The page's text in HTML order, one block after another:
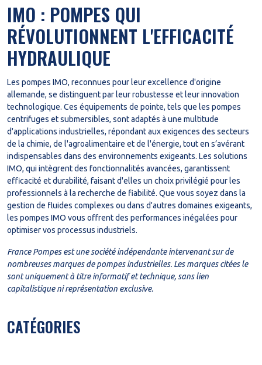
IMO : POMPES QUI
RÉVOLUTIONNENT L'EFFICACITÉ
HYDRAULIQUE
Les pompes IMO, reconnues pour leur excellence d'origine
allemande, se distinguent par leur robustesse et leur innovation
technologique. Ces équipements de pointe, tels que les pompes
centrifuges et submersibles, sont adaptés à une multitude
d'applications industrielles, répondant aux exigences des secteurs
de la chimie, de l'agroalimentaire et de l'énergie, tout en s’avérant
indispensables dans des environnements exigeants. Les solutions
IMO, qui intègrent des fonctionnalités avancées, garantissent
efficacité et durabilité, faisant d'elles un choix privilégié pour les
professionnels à la recherche de fiabilité. Que vous soyez dans la
gestion de fluides complexes ou dans d'autres domaines exigeants,
les pompes IMO vous offrent des performances inégalées pour
optimiser vos processus industriels.
France Pompes est une société indépendante intervenant sur de
nombreuses marques de pompes industrielles. Les marques citées le
sont uniquement à titre informatif et technique, sans lien
capitalistique ni représentation exclusive.
CATÉGORIES